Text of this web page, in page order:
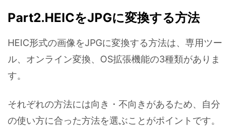
Part2.HEICをJPGに変換する方法
HEIC形式の画像をJPGに変換する方法は、専用ツー
ル、オンライン変換、OS拡張機能の3種類がありま
す。
それぞれの方法には向き・不向きがあるため、自分
の使い方に合った方法を選ぶことがポイントです。